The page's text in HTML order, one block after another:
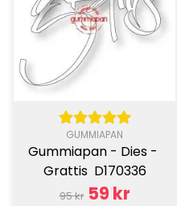
GUMMIAPAN
Gummiapan - Dies -
Grattis  D170336
95 kr 59 kr